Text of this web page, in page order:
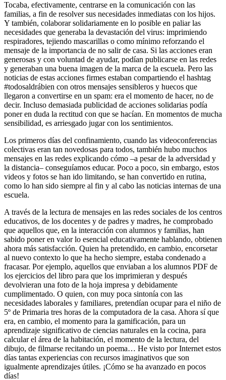
Tocaba, efectivamente, centrarse en la comunicación con las
familias, a fin de resolver sus necesidades inmediatas con los hijos.
Y también, colaborar solidariamente en lo posible en paliar las
necesidades que generaba la devastación del virus: imprimiendo
respiradores, tejiendo mascarillas o como mínimo reforzando el
mensaje de la importancia de no salir de casa. Si las acciones eran
generosas y con voluntad de ayudar, podían publicarse en las redes
y generaban una buena imagen de la marca de la escuela. Pero las
noticias de estas acciones firmes estaban compartiendo el hashtag
#todosaldrábien con otros mensajes sensibleros y huecos que
llegaron a convertirse en un spam: era el momento de hacer, no de
decir. Incluso demasiada publicidad de acciones solidarias podía
poner en duda la rectitud con que se hacían. En momentos de mucha
sensibilidad, es arriesgado jugar con los sentimientos.
Los primeros días del confinamiento, cuando las videoconferencias
colectivas eran tan novedosas para todos, también hubo muchos
mensajes en las redes explicando cómo –a pesar de la adversidad y
la distancia– conseguíamos educar. Poco a poco, sin embargo, estos
videos y fotos se han ido limitando, se han convertido en rutina,
como lo han sido siempre al fin y al cabo las noticias internas de una
escuela.
A través de la lectura de mensajes en las redes sociales de los centros
educativos, de los docentes y de padres y madres, he comprobado
que aquellos que, en la interacción con alumnos y familias, han
sabido poner en valor lo esencial educativamente hablando, obtienen
ahora más satisfacción. Quien ha pretendido, en cambio, encorsetar
al nuevo contexto lo que ha hecho siempre, estaba condenado a
fracasar. Por ejemplo, aquellos que enviaban a los alumnos PDF de
los ejercicios del libro para que los imprimieran y después
devolvieran una foto de la hoja impresa y debidamente
cumplimentado. O quien, con muy poca sintonía con las
necesidades laborales y familiares, pretendían ocupar para el niño de
5º de Primaria tres horas de la computadora de la casa. Ahora sí que
era, en cambio, el momento para la gamificación, para un
aprendizaje significativo de ciencias naturales en la cocina, para
calcular el área de la habitación, el momento de la lectura, del
dibujo, de filmarse recitando un poema… He visto por Internet estos
días tantas experiencias con recursos imaginativos que son
igualmente aprendizajes útiles. ¡Cómo se ha avanzado en pocos
días!